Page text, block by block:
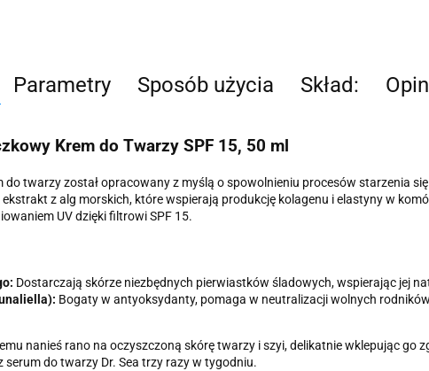
Parametry Sposób użycia Skład:
Krem do Twarzy SPF 15, 50 ml
do twarzy został opracowany z myślą o spowolnieniu procesów starzenia
z alg morskich, które wspierają produkcję kolagenu i elastyny w
UV dzięki filtrowi SPF 15.
Dostarczają skórze niezbędnych pierwiastków śladowych, wspierając jej
Bogaty w antyoksydanty, pomaga w neutralizacji wolnych
nanieś rano na oczyszczoną skórę twarzy i szyi, delikatnie wklepując
serum do twarzy Dr. Sea trzy razy w tygodniu.